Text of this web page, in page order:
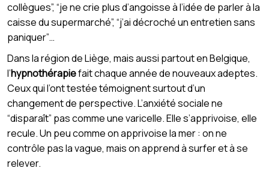
collègues”, “je ne crie plus d’angoisse à l’idée de parler à la
caisse du supermarché”, “j’ai décroché un entretien sans
paniquer”…
Dans la région de Liège, mais aussi partout en Belgique,
l’hypnothérapiefait chaque année de nouveaux adeptes.
Ceux qui l’ont testée témoignent surtout d’un
changement de perspective. L’anxiété sociale ne
“disparaît” pas comme une varicelle. Elle s’apprivoise, elle
recule. Un peu comme on apprivoise la mer : on ne
contrôle pas la vague, mais on apprend à surfer et à se
relever.